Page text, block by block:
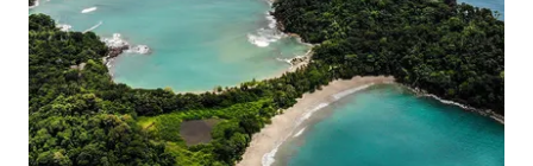
A propos de nous
Qui sommes-nous ?
EF recrute
Rejoignez nos équipes